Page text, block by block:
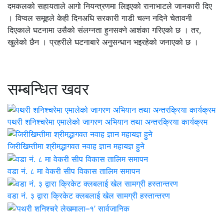
दमकलको सहायताले आगो नियन्त्रणमा लिइएको रानाभाटले जानकारी दिए
। विप्वल समूहले केही दिनअघि सरकारी गाडी चल्न नदिने चेतावनी
दिएकाले घटनामा उसैको संलग्नता हुनसक्ने आशंका गरिएको छ । तर,
खुलेको छैन । प्रहरीले घटनाबारे अनुसन्धान भइरहेको जनाएको छ ।
सम्बन्धित खवर
पथरी शनिश्चरेमा एमालेको जागरण अभियान तथा अन्तरक्रिया कार्यक्रम
जिरीखिम्तीमा श्रीमद्भागवत नवाह ज्ञान महायज्ञ हुने
वडा नं. ८ मा वेकरी सीप विकास तालिम समापन
वडा नं. ३ द्वारा क्रिकेट क्लबलाई खेल सामग्री हस्तान्तरण